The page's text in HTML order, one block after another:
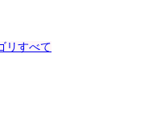
リすべて